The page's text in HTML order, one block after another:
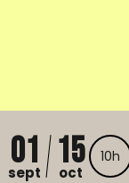
01
sept 15
oct
10h